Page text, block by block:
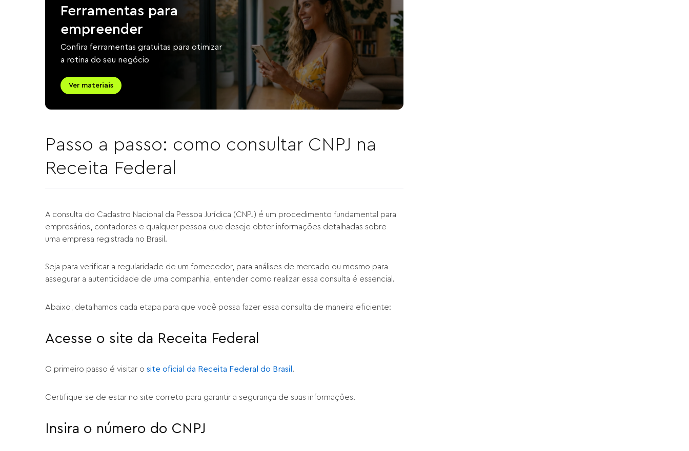
Ferramentas para
empreender
Confira ferramentas gratuitas para otimizar
a rotina do seu negócio
Ver materiais
Passo a passo: como consultar CNPJ na
Receita Federal
A consulta do Cadastro Nacional da Pessoa Jurídica (CNPJ) é um procedimento fundamental para
empresários, contadores e qualquer pessoa que deseje obter informações detalhadas sobre
uma empresa registrada no Brasil.
Seja para verificar a regularidade de um fornecedor, para análises de mercado ou mesmo para
assegurar a autenticidade de uma companhia, entender como realizar essa consulta é essencial.
Abaixo, detalhamos cada etapa para que você possa fazer essa consulta de maneira eficiente:
Acesse o site da Receita Federal
O primeiro passo é visitar o site oficial da Receita Federal do Brasil .
Certifique-se de estar no site correto para garantir a segurança de suas informações.
Insira o número do CNPJ